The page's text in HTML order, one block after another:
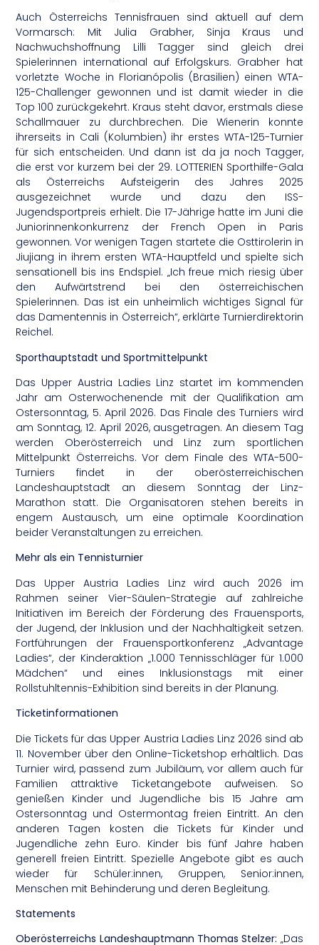
Auch Österreichs Tennisfrauen sind aktuell auf dem
Vormarsch: Mit Julia Grabher, Sinja Kraus und
Nachwuchshoffnung Lilli Tagger sind gleich drei
Spielerinnen international auf Erfolgskurs. Grabher hat
vorletzte Woche in Florianópolis (Brasilien) einen WTA-
125-Challenger gewonnen und ist damit wieder in die
Top 100 zurückgekehrt. Kraus steht davor, erstmals diese
Schallmauer zu durchbrechen. Die Wienerin konnte
ihrerseits in Cali (Kolumbien) ihr erstes WTA-125-Turnier
für sich entscheiden. Und dann ist da ja noch Tagger,
die erst vor kurzem bei der 29. LOTTERIEN Sporthilfe-Gala
als Österreichs Aufsteigerin des Jahres 2025
ausgezeichnet wurde und dazu den ISS-
Jugendsportpreis erhielt. Die 17-Jährige hatte im Juni die
Juniorinnenkonkurrenz der French Open in Paris
gewonnen. Vor wenigen Tagen startete die Osttirolerin in
Jiujiang in ihrem ersten WTA-Hauptfeld und spielte sich
sensationell bis ins Endspiel. „Ich freue mich riesig über
den Aufwärtstrend bei den österreichischen
Spielerinnen. Das ist ein unheimlich wichtiges Signal für
das Damentennis in Österreich“, erklärte Turnierdirektorin
Reichel.
Sporthauptstadt und Sportmittelpunkt
Das Upper Austria Ladies Linz startet im kommenden
Jahr am Osterwochenende mit der Qualifikation am
Ostersonntag, 5. April 2026. Das Finale des Turniers wird
am Sonntag, 12. April 2026, ausgetragen. An diesem Tag
werden Oberösterreich und Linz zum sportlichen
Mittelpunkt Österreichs. Vor dem Finale des WTA-500-
Turniers findet in der oberösterreichischen
Landeshauptstadt an diesem Sonntag der Linz-
Marathon statt. Die Organisatoren stehen bereits in
engem Austausch, um eine optimale Koordination
beider Veranstaltungen zu erreichen.
Mehr als ein Tennisturnier
Das Upper Austria Ladies Linz wird auch 2026 im
Rahmen seiner Vier-Säulen-Strategie auf zahlreiche
Initiativen im Bereich der Förderung des Frauensports,
der Jugend, der Inklusion und der Nachhaltigkeit setzen.
Fortführungen der Frauensportkonferenz „Advantage
Ladies“, der Kinderaktion „1.000 Tennisschläger für 1.000
Mädchen“ und eines Inklusionstags mit einer
Rollstuhltennis-Exhibition sind bereits in der Planung.
Ticketinformationen
Die Tickets für das Upper Austria Ladies Linz 2026 sind ab
11. November über den Online-Ticketshop erhältlich. Das
Turnier wird, passend zum Jubiläum, vor allem auch für
Familien attraktive Ticketangebote aufweisen. So
genießen Kinder und Jugendliche bis 15 Jahre am
Ostersonntag und Ostermontag freien Eintritt. An den
anderen Tagen kosten die Tickets für Kinder und
Jugendliche zehn Euro. Kinder bis fünf Jahre haben
generell freien Eintritt. Spezielle Angebote gibt es auch
wieder für Schüler:innen, Gruppen, Senior:innen,
Menschen mit Behinderung und deren Begleitung.
Statements
Oberösterreichs Landeshauptmann Thomas Stelzer: „Das